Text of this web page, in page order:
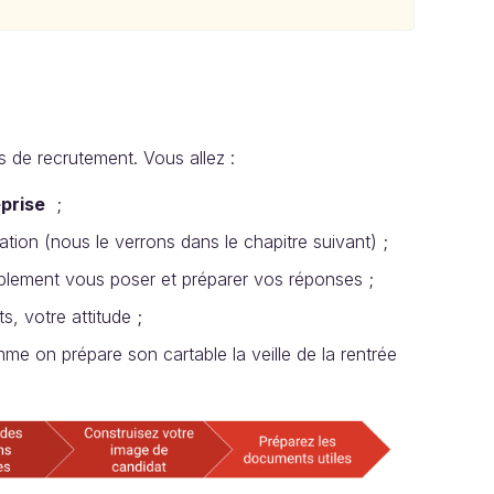
de recrutement. Vous allez :
;
(nous le verrons dans le chapitre suivant) ;
vous poser et préparer vos réponses ;
votre attitude ;
on prépare son cartable la veille de la rentrée